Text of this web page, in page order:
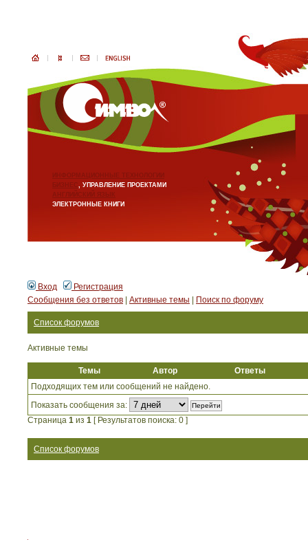
ИНФОРМАЦИОННЫЕ ТЕХНОЛОГИИ
БИЗНЕС, УПРАВЛЕНИЕ ПРОЕКТАМИ
АНГЛИЙСКИЙ ЯЗЫК
ЭЛЕКТРОННЫЕ КНИГИ
Вход
Регистрация
Сообщения без ответов
Активные темы Поиск по форуму
Список форумов
Активные темы
Темы Автор
Ответы
Подходящих тем или сообщений не найдено.
Показать сообщения за:
Страница 1 из 1 [ Результатов поиска: 0 ]
Список форумов